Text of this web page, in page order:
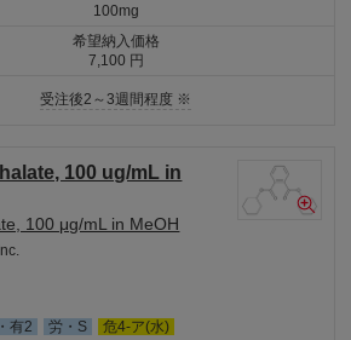
100mg
希望納入価格
7,100 円
受注後2～3週間程度 ※
100 ug/mL in
100 μg/mL in MeOH
有2 労・S
危4-ア(水)